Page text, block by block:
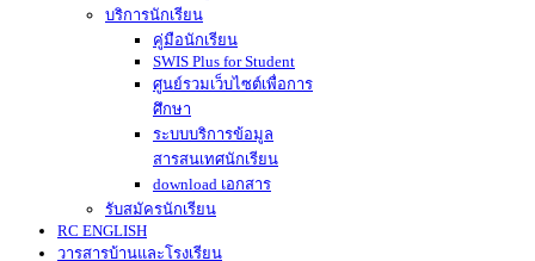
บริการนักเรียน
คู่มือนักเรียน
SWIS Plus for Student
ศูนย์รวมเว็บไซต์เพื่อการ
ศึกษา
ระบบบริการข้อมูล
สารสนเทศนักเรียน
download เอกสาร
รับสมัครนักเรียน
RC ENGLISH
วารสารบ้านและโรงเรียน